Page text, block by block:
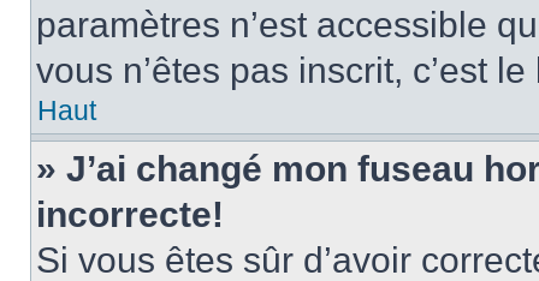
paramètres n’est accessible
vous n’êtes pas inscrit, c’est
Haut
» J’ai changé mon fuseau
incorrecte!
Si vous êtes sûr d’avoir